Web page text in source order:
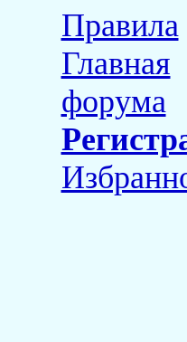
Правила
Главная
форума